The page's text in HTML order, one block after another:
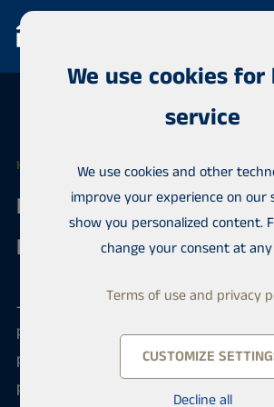
HABITA KOUVOLA
Real Estate Agent /
Kiinteistönvälittäjä, LKV
Jos kiinteistönvälitys on vahvuutesi
pätevyys, saatat olla uusi
pääset vaikuttamaan palkkaasi ja
pidämme huolen ammattitaitosi
We use cookies
service
We use cookies and other
improve your experience on our
show you personalized content.
change your consent at
Terms of use and privacy
CUSTOMIZE
Decline all